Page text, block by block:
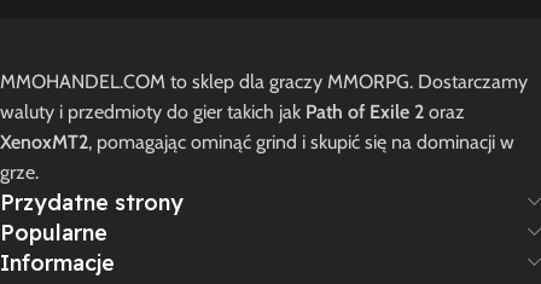
Opinie
Zapamiętaj moje dane w tej przeglądarce podczas pisania
kolejnych komentarzy.
MMOHANDEL.COM to sklep dla graczy MMORPG. Dostarczamy
waluty i przedmioty do gier takich jak Path of Exile 2 oraz
XenoxMT2, pomagając ominąć grind i skupić się na dominacji w
grze.
Przydatne strony
Popularne
Informacje